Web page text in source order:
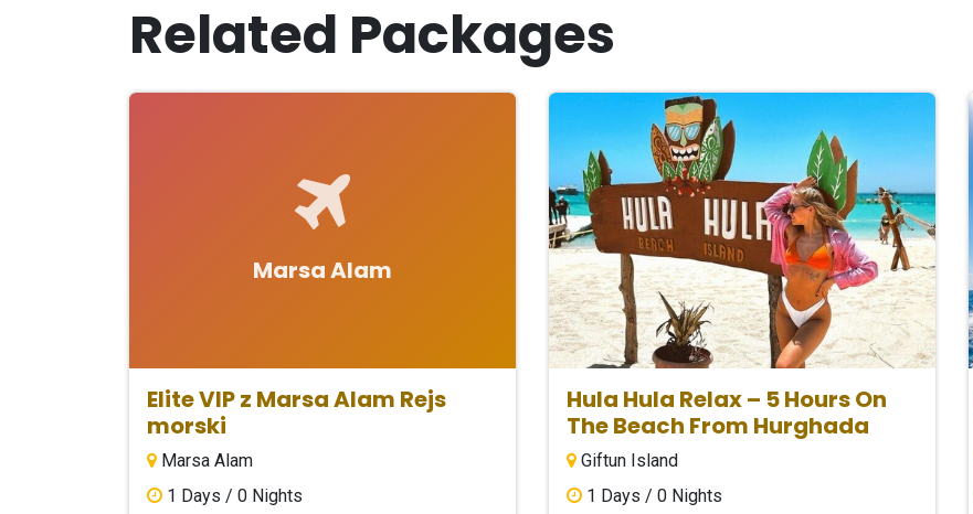
Related Packages
Marsa Alam
Elite VIP z Marsa Alam Rejs
morski
Marsa Alam
1 Days / 0 Nights
Hula Hula Relax – 5 Hours On
The Beach From Hurghada
Giftun Island
1 Days / 0 Nights